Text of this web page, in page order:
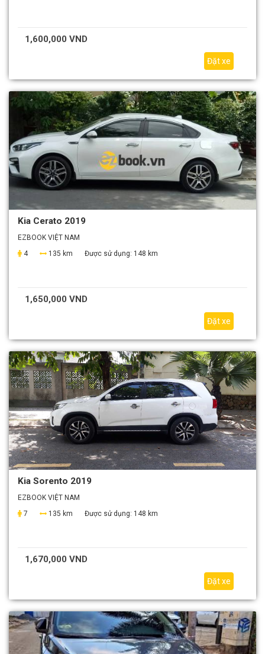
1,600,000 VND
Đặt xe
Kia Cerato 2019
EZBOOK VIỆT NAM
4
135 km Được sử dụng: 148 km
1,650,000 VND
Đặt xe
Kia Sorento 2019
EZBOOK VIỆT NAM
7
135 km Được sử dụng: 148 km
1,670,000 VND
Đặt xe